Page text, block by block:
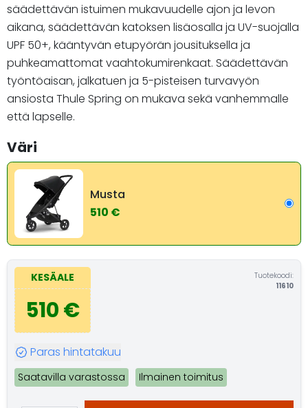
säädettävän istuimen mukavuudelle ajon ja levon
aikana, säädettävän katoksen lisäosalla ja UV-suojalla
UPF 50+, kääntyvän etupyörän jousituksella ja
puhkeamattomat vaahtokumirenkaat. Säädettävän
työntöaisan, jalkatuen ja 5-pisteisen turvavyön
ansiosta Thule Spring on mukava sekä vanhemmalle
että lapselle.
Väri
Musta
510 €
KESÄALE
510 €
Tuotekoodi:
11610
Paras hintatakuu
Saatavilla varastossa Ilmainen toimitus